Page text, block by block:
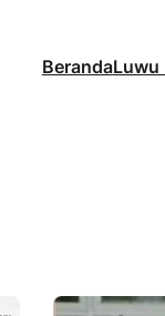
BerandaLuwu